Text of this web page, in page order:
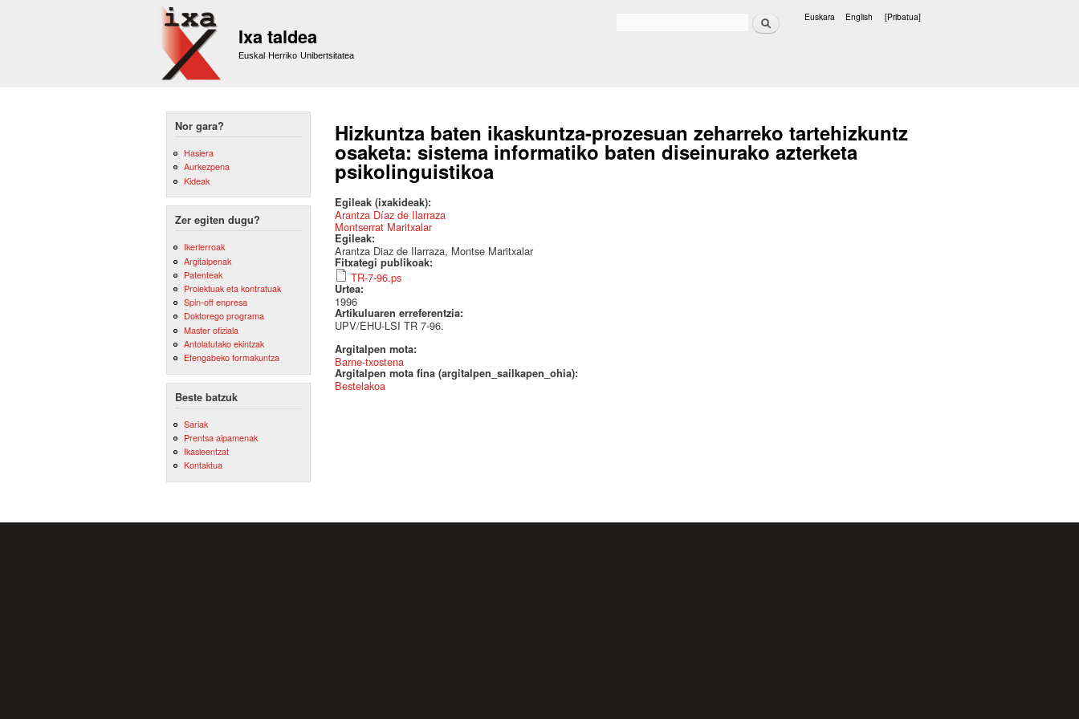
Ixa taldea
Euskal Herriko Unibertsitatea
Bilatu Euskara English [Pribatua]
Nor gara?
Hasiera
Aurkezpena
Kideak
Zer egiten dugu?
Ikerlerroak
Argitalpenak
Patenteak
Proiektuak eta kontratuak
Spin-off enpresa
Doktorego programa
Master ofiziala
Antolatutako ekintzak
Etengabeko formakuntza
Beste batzuk
Sariak
Prentsa aipamenak
Ikasleentzat
Kontaktua
Hizkuntza baten ikaskuntza-prozesuan zeharreko tartehizkuntz
osaketa: sistema informatiko baten diseinurako azterketa
psikolinguistikoa
Egileak (ixakideak):
Arantza Díaz de Ilarraza
Montserrat Maritxalar
Egileak:
Arantza Diaz de Ilarraza, Montse Maritxalar
Fitxategi publikoak:
TR-7-96.ps
Urtea:
1996
Artikuluaren erreferentzia:
UPV/EHU-LSI TR 7-96.
Argitalpen mota:
Barne-txostena
Argitalpen mota fina (argitalpen_sailkapen_ohia):
Bestelakoa